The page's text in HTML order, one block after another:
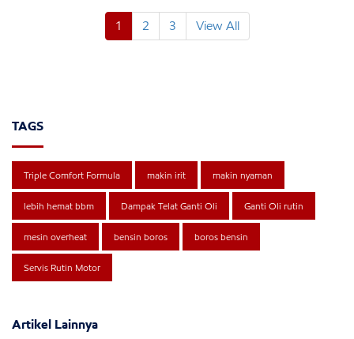
1 2 3 View All
TAGS
Triple Comfort Formula makin irit makin nyaman
lebih hemat bbm Dampak Telat Ganti Oli Ganti Oli rutin
mesin overheat bensin boros boros bensin
Servis Rutin Motor
Artikel Lainnya